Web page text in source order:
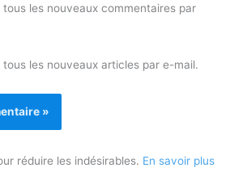
les nouveaux commentaires par
les nouveaux articles par e-mail.
réduire les indésirables. En savoir plus